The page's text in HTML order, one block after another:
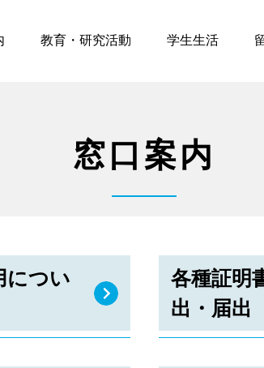
教育・研究活動 学生生活
窓口案内
につい
各種証明
出・届出